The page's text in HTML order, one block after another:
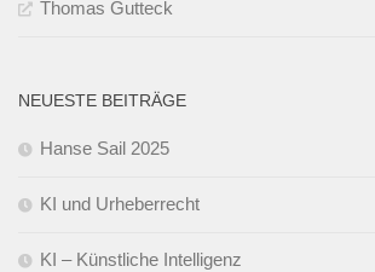
Thomas Gutteck
NEUESTE BEITRÄGE
Hanse Sail 2025
KI und Urheberrecht
KI – Künstliche Intelligenz